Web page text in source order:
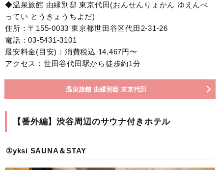
◆温泉旅館 由縁別邸 東京代田(おんせんりょかん ゆえんべ
ってい とうきょうちよだ)
住所：〒155-0033 東京都世田谷区代田2-31-26
電話：03-5431-3101
最安料金(目安)：消費税込 14,467円〜
アクセス：世田谷代田駅から徒歩約1分
温泉旅館 由縁別邸 東京代田
【番外編】渋谷周辺のサウナ付きホテル
①yksi SAUNA＆STAY